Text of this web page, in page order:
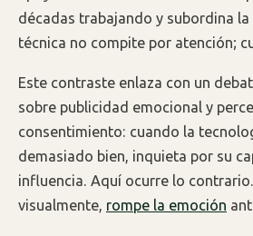
décadas trabajando y subordina la
técnica no compite por atención;
Este contraste enlaza con un
sobre publicidad emocional y
consentimiento: cuando la
demasiado bien, inquieta por su
influencia. Aquí ocurre lo
visualmente, rompe la emoción